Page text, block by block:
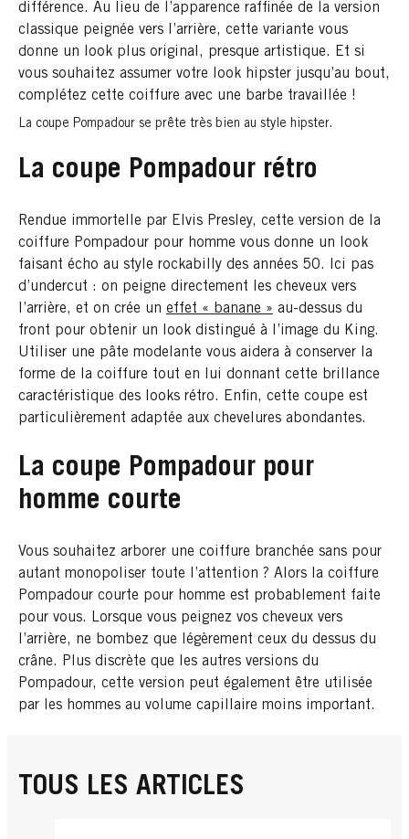
différence. Au lieu de l’apparence raffinée de la version
classique peignée vers l’arrière, cette variante vous
donne un look plus original, presque artistique. Et si
vous souhaitez assumer votre look hipster jusqu’au bout,
complétez cette coiffure avec une barbe travaillée !
La coupe Pompadour se prête très bien au style hipster.
La coupe Pompadour rétro
Rendue immortelle par Elvis Presley, cette version de la
coiffure Pompadour pour homme vous donne un look
faisant écho au style rockabilly des années 50. Ici pas
d’undercut : on peigne directement les cheveux vers
l’arrière, et on crée un effet « banane » au-dessus du
front pour obtenir un look distingué à l’image du King.
Utiliser une pâte modelante vous aidera à conserver la
forme de la coiffure tout en lui donnant cette brillance
caractéristique des looks rétro. Enfin, cette coupe est
particulièrement adaptée aux chevelures abondantes.
La coupe Pompadour pour
homme courte
Vous souhaitez arborer une coiffure branchée sans pour
autant monopoliser toute l’attention ? Alors la coiffure
Pompadour courte pour homme est probablement faite
pour vous. Lorsque vous peignez vos cheveux vers
l’arrière, ne bombez que légèrement ceux du dessus du
crâne. Plus discrète que les autres versions du
Pompadour, cette version peut également être utilisée
par les hommes au volume capillaire moins important.
TOUS LES ARTICLES